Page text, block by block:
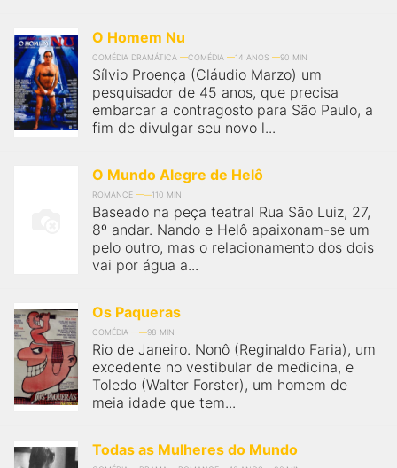
O Homem Nu
COMÉDIA DRAMÁTICA COMÉDIA 14 ANOS 90 MIN
Sílvio Proença (Cláudio Marzo) um
pesquisador de 45 anos, que precisa
embarcar a contragosto para São Paulo, a
fim de divulgar seu novo l...
O Mundo Alegre de Helô
ROMANCE 110 MIN
Baseado na peça teatral Rua São Luiz, 27,
8º andar. Nando e Helô apaixonam-se um
pelo outro, mas o relacionamento dos dois
vai por água a...
Os Paqueras
COMÉDIA 98 MIN
Rio de Janeiro. Nonô (Reginaldo Faria), um
excedente no vestibular de medicina, e
Toledo (Walter Forster), um homem de
meia idade que tem...
Todas as Mulheres do Mundo